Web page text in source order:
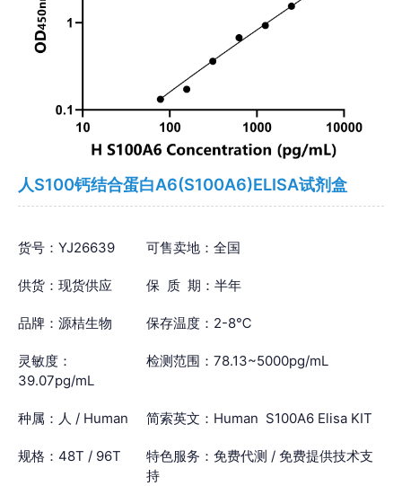
人S100钙结合蛋白A6(S100A6)ELISA试剂盒
货号：YJ26639 可售卖地：全国
供货：现货供应 保 质 期：半年
品牌：源桔生物 保存温度：2-8℃
灵敏度：
39.07pg/mL
检测范围：78.13~5000pg/mL
种属：人 / Human 简索英文：Human S100A6 Elisa KIT
规格：48T / 96T
特色服务：免费代测 / 免费提供技术支
持